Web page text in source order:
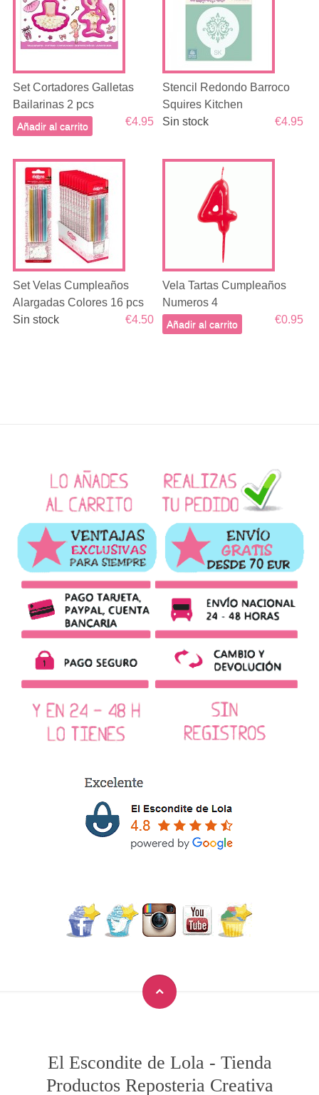
Set Cortadores Galletas
Bailarinas 2 pcs
€4.95
Añadir al carrito
Stencil Redondo Barroco
Squires Kitchen
€4.95
Sin stock
Set Velas Cumpleaños
Alargadas Colores 16 pcs
€4.50
Sin stock
Vela Tartas Cumpleaños
Numeros 4
€0.95
Añadir al carrito
El Escondite de Lola - Tienda
Productos Reposteria Creativa